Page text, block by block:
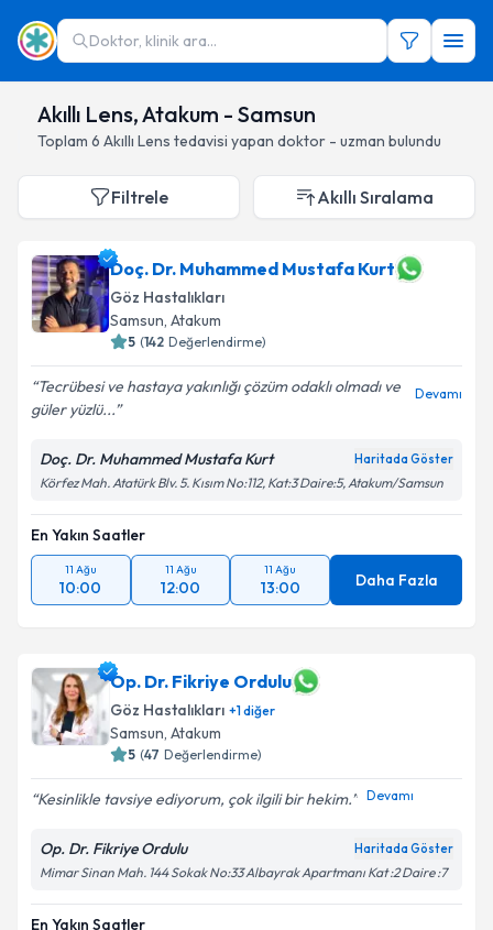
Doktor, klinik ara...
Akıllı Lens, Atakum - Samsun
Toplam 6 Akıllı Lens tedavisi yapan doktor - uzman bulundu
Filtrele Akıllı Sıralama
Doç. Dr. Muhammed Mustafa Kurt
Göz Hastalıkları
Samsun, Atakum
5 (142 Değerlendirme)
Tecrübesi ve hastaya yakınlığı çözüm odaklı olmadı ve
güler yüzlü...
Devamı
Doç. Dr. Muhammed Mustafa Kurt Haritada Göster
Körfez Mah. Atatürk Blv. 5. Kısım No:112, Kat:3 Daire:5, Atakum/Samsun
En Yakın Saatler
11 Ağu
10:00
11 Ağu
12:00
11 Ağu
13:00 Daha Fazla
Op. Dr. Fikriye Ordulu
Göz Hastalıkları +1diğer
Samsun, Atakum
5 (47 Değerlendirme)
Kesinlikle tavsiye ediyorum, çok ilgili bir hekim. Devamı
Op. Dr. Fikriye Ordulu Haritada Göster
Mimar Sinan Mah. 144 Sokak No:33 Albayrak Apartmanı Kat :2 Daire :7
En Yakın Saatler